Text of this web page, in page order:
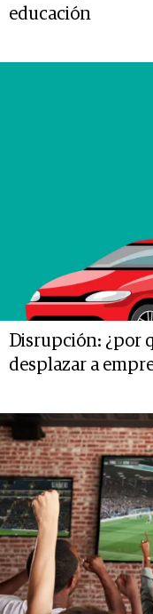
educación
Disrupción: ¿por
desplazar a